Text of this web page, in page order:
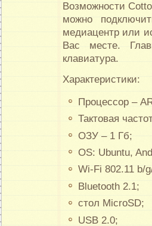
Возможности
можно
медиацентр или
Вас месте.
клавиатура.
Характеристики:
Процессор –
Тактовая
ОЗУ – 1 Гб;
OS: Ubuntu,
Wi-Fi 802.11 b/
Bluetooth 2.1;
стол MicroSD;
USB 2.0;